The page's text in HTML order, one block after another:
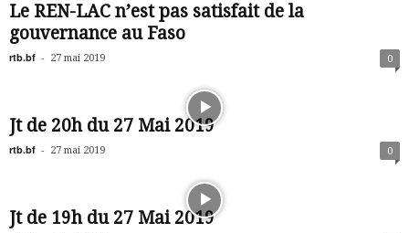
Le REN-LAC n’est pas satisfait de la
gouvernance au Faso
rtb.bf - 27 mai 2019 0
Jt de 20h du 27 Mai 2019
rtb.bf - 27 mai 2019 0
Jt de 19h du 27 Mai 2019